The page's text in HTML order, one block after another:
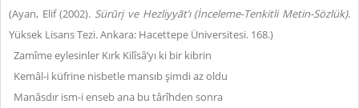
(Ayan, Elif (2002). Sürūrį ve Hezliyyāt’ı (İnceleme-Tenkitli Metin-Sözlük).
Yüksek Lisans Tezi. Ankara: Hacettepe Üniversitesi. 168.)
Zamîme eylesinler Kırk Kilîsâ’yı ki bir kibrin
Kemâl-i küfrine nisbetle mansıb şimdi az oldu
Manâsdır ism-i enseb ana bu târîhden sonra